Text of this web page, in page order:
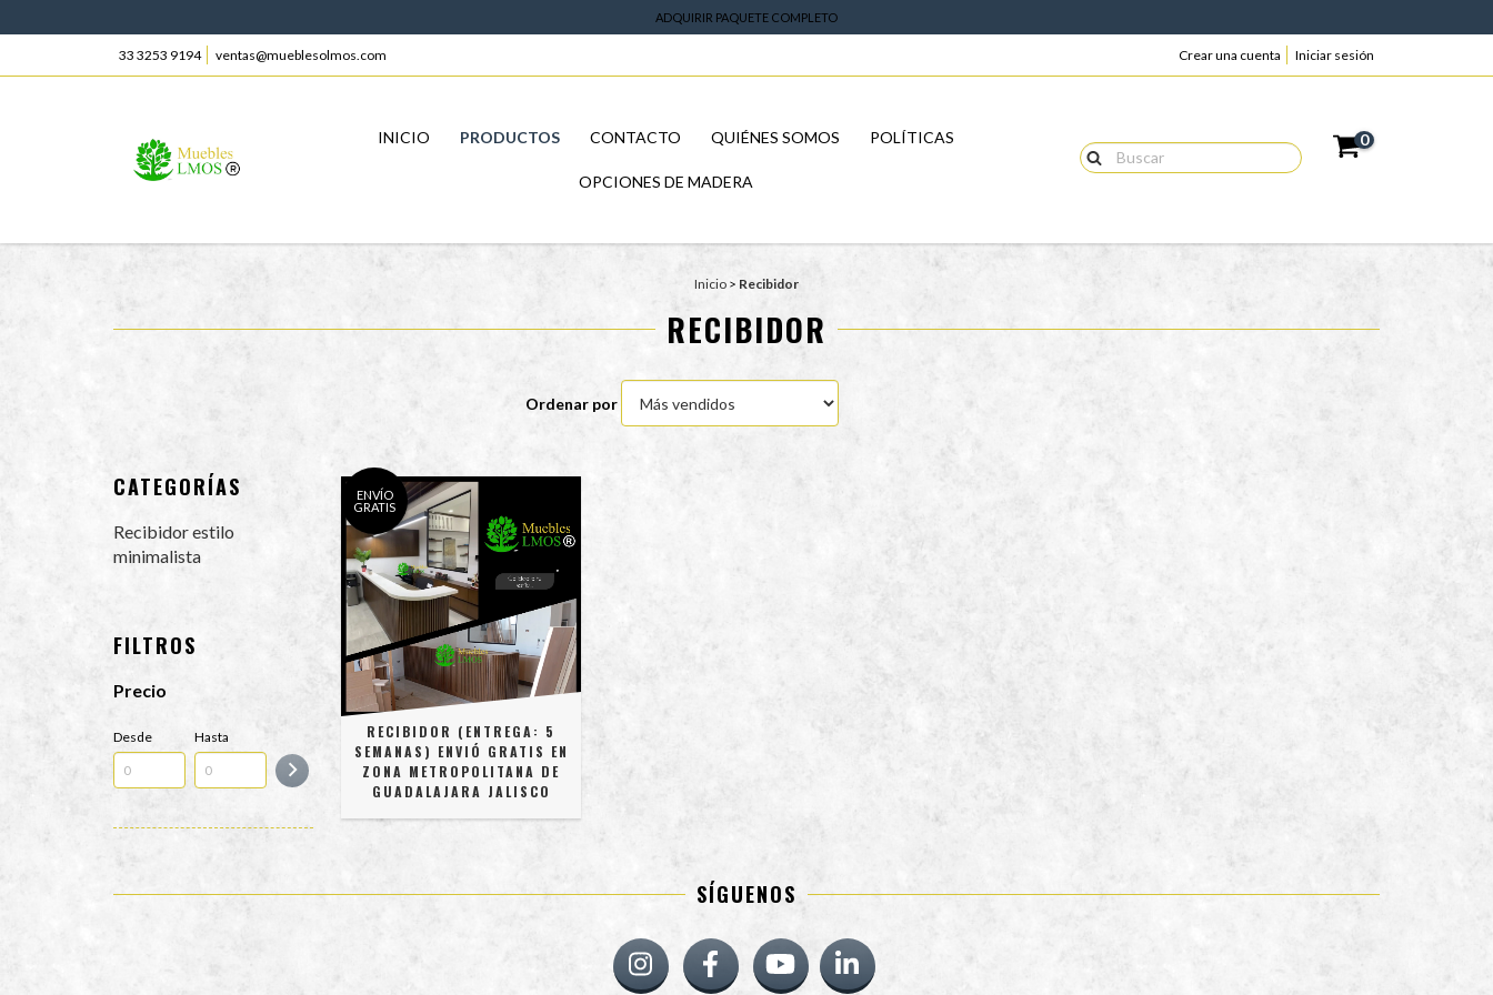
ADQUIRIR PAQUETE COMPLETO
33 3253 9194 ventas@mueblesolmos.com Crear una cuenta Iniciar sesión
INICIO PRODUCTOS CONTACTO QUIÉNES SOMOS POLÍTICAS
OPCIONES DE MADERA
0
Inicio > Recibidor
RECIBIDOR
Ordenar por
CATEGORÍAS
Recibidor estilo
minimalista
FILTROS
Precio
Desde Hasta
ENVÍO
GRATIS
RECIBIDOR (ENTREGA: 5
SEMANAS) ENVIÓ GRATIS EN
ZONA METROPOLITANA DE
GUADALAJARA JALISCO
SÍGUENOS